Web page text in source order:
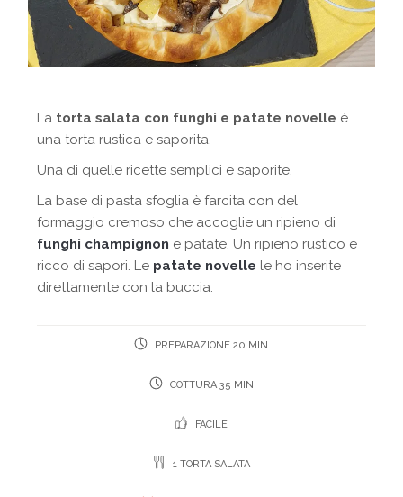
La torta salata con funghi e patate novelle è
una torta rustica e saporita.
Una di quelle ricette semplici e saporite.
La base di pasta sfoglia è farcita con del
formaggio cremoso che accoglie un ripieno di
funghi champignon e patate. Un ripieno rustico e
ricco di sapori. Le patate novelle le ho inserite
direttamente con la buccia.
PREPARAZIONE 20 MIN
COTTURA 35 MIN
FACILE
1 TORTA SALATA